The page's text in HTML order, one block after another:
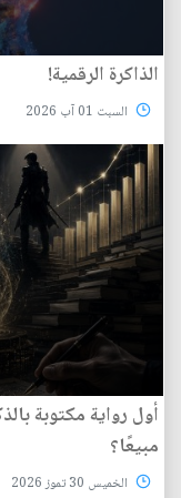
الذاكرة الرقمية!
السبت 01 آب 2026
أول رواية مكتوبة
مبيعًا؟
الخميس 30 تموز 2026